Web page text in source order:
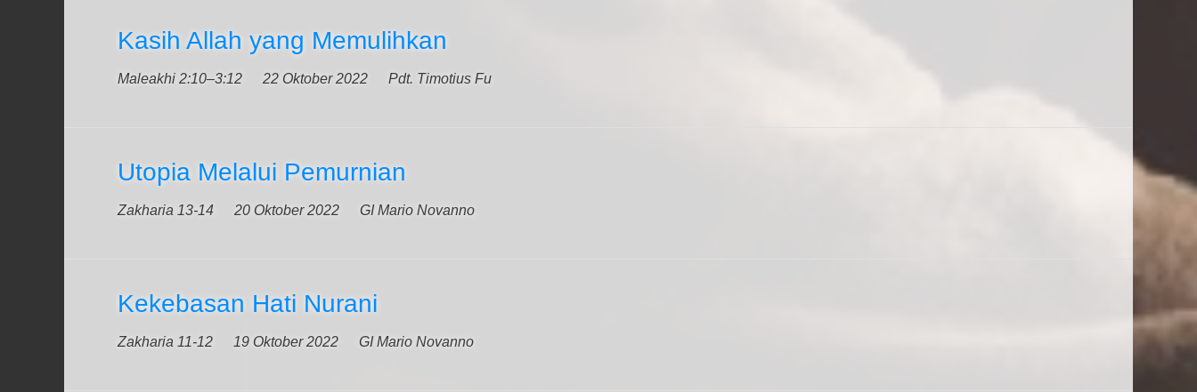
Kasih Allah yang Memulihkan
Maleakhi 2:10–3:12 22 Oktober 2022 Pdt. Timotius Fu
Utopia Melalui Pemurnian
Zakharia 13-14 20 Oktober 2022 GI Mario Novanno
Kekebasan Hati Nurani
Zakharia 11-12 19 Oktober 2022 GI Mario Novanno